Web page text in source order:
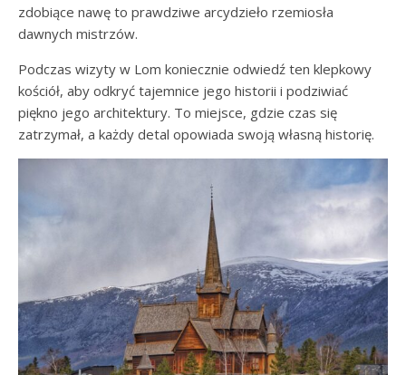
zdobiące nawę to prawdziwe arcydzieło rzemiosła
dawnych mistrzów.
Podczas wizyty w Lom koniecznie odwiedź ten klepkowy
kościół, aby odkryć tajemnice jego historii i podziwiać
piękno jego architektury. To miejsce, gdzie czas się
zatrzymał, a każdy detal opowiada swoją własną historię.